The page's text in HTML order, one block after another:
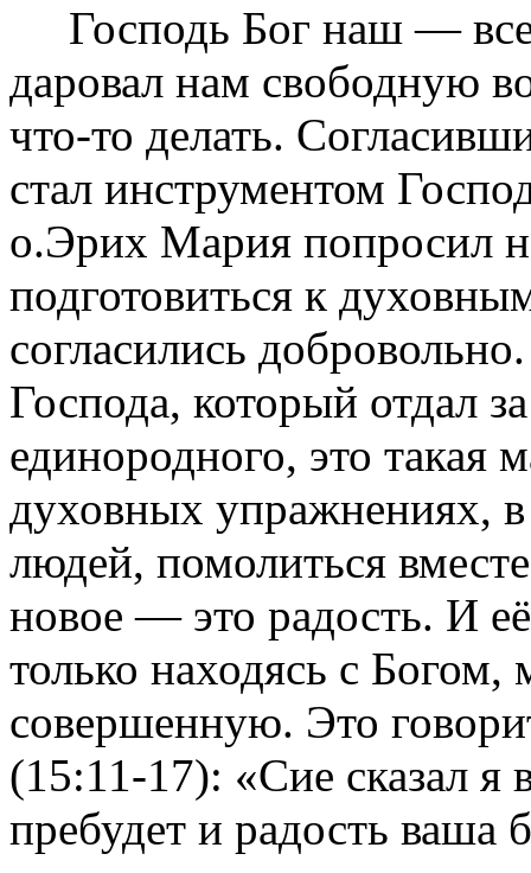
Господь Бог наш —
даровал нам свободную
что-то делать.
стал инструментом
о.Эрих Мария попросил
подготовиться к
согласились
Господа, который отдал
единородного, это такая
духовных упражнениях,
людей, помолиться
новое — это радость. И
только находясь с
совершенную. Это
(15:11-17): «Сие сказал я
пребудет и радость ваша